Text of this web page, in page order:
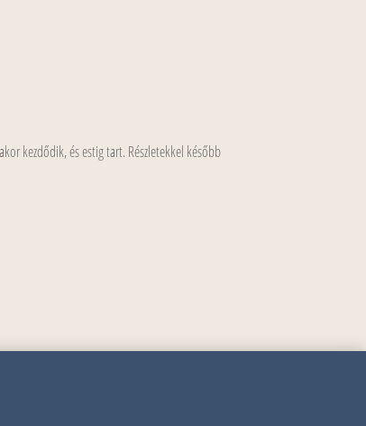
kezdődik, és estig tart. Részletekkel később